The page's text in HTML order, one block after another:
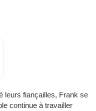
leurs fiançailles, Frank se
continue à travailler